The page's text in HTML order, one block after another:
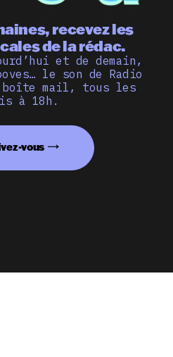
recevez les
de la rédac.
et de demain,
le son de Radio
boîte mail, tous les
à 18h.
vous